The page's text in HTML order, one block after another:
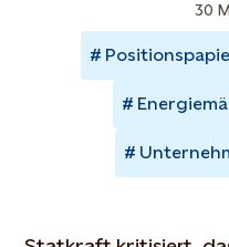
30